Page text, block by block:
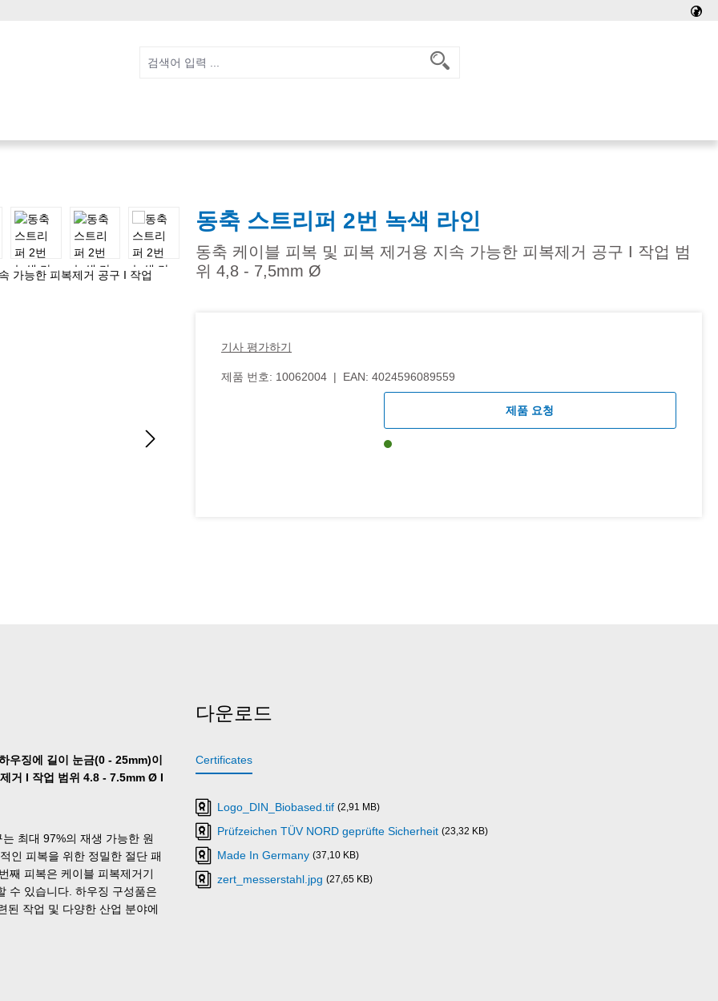
동축 스트리퍼 2번 녹색 라인
동축 케이블 피복 및 피복 제거용 지속 가능한 피복제거 공구 I 작업 범
위 4,8 - 7,5mm Ø
기사 평가하기
제품 번호: 10062004 | EAN: 4024596089559
제품 요청
우징에 길이 눈금(0 - 25mm)이
거 I 작업 범위 4.8 - 7.5mm Ø I
최대 97%의 재생 가능한 원
인 피복을 위한 정밀한 절단 패
째 피복은 케이블 피복제거기
수 있습니다. 하우징 구성품은
된 작업 및 다양한 산업 분야에
다운로드
Certificates
Logo_DIN_Biobased.tif (2,91 MB)
Prüfzeichen TÜV NORD geprüfte Sicherheit (23,32 KB)
Made In Germany (37,10 KB)
zert_messerstahl.jpg (27,65 KB)